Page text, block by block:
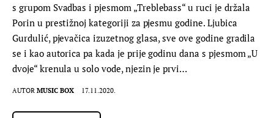
s grupom Svadbas i pjesmom „Treblebass“ u ruci je držala
Porin u prestižnoj kategoriji za pjesmu godine. Ljubica
Gurdulić, pjevačica izuzetnog glasa, sve ove godine gradila
se i kao autorica pa kada je prije godinu dana s pjesmom „U
dvoje“ krenula u solo vode, njezin je prvi…
AUTOR MUSIC BOX 17.11.2020.